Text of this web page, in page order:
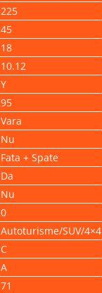
225
45
18
10.12
Y
95
Vara
Nu
Fata + Spate
Da
Nu
0
Autoturisme/SUV/4×4
C
A
71